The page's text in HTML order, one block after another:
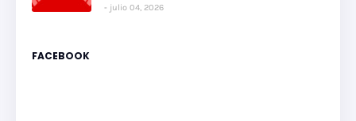
julio 04, 2026
FACEBOOK